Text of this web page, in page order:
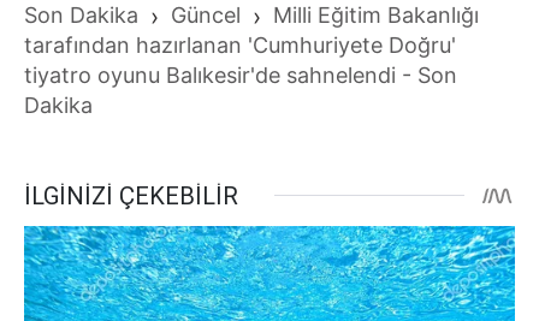
Son Dakika › Güncel › Milli Eğitim Bakanlığı
tarafından hazırlanan 'Cumhuriyete Doğru'
tiyatro oyunu Balıkesir'de sahnelendi - Son
Dakika